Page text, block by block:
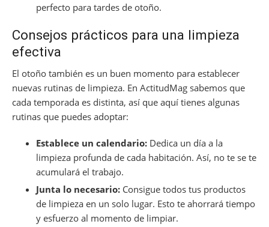
perfecto para tardes de otoño.
Consejos prácticos para una limpieza
efectiva
El otoño también es un buen momento para establecer
nuevas rutinas de limpieza. En ActitudMag sabemos que
cada temporada es distinta, así que aquí tienes algunas
rutinas que puedes adoptar:
Establece un calendario: Dedica un día a la
limpieza profunda de cada habitación. Así, no te se te
acumulará el trabajo.
Junta lo necesario: Consigue todos tus productos
de limpieza en un solo lugar. Esto te ahorrará tiempo
y esfuerzo al momento de limpiar.